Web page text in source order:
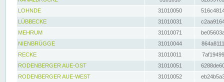
LOHNDE
31010050
LÜBBECKE
31010031
MEHRUM
31010071
NIENBRÜGGE
31010044
RECKE
31010011
RODENBERGER AUE-OST
31010051
RODENBERGER AUE-WEST
31010052